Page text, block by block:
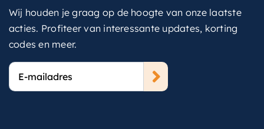
Wij houden je graag op de hoogte van onze laatste
acties. Profiteer van interessante updates, korting
codes en meer.
E-
mailadres